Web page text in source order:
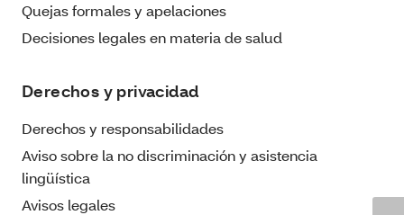
Quejas formales y apelaciones
Decisiones legales en materia de salud
Derechos y privacidad
Derechos y responsabilidades
Aviso sobre la no discriminación y asistencia
lingüística
Avisos legales